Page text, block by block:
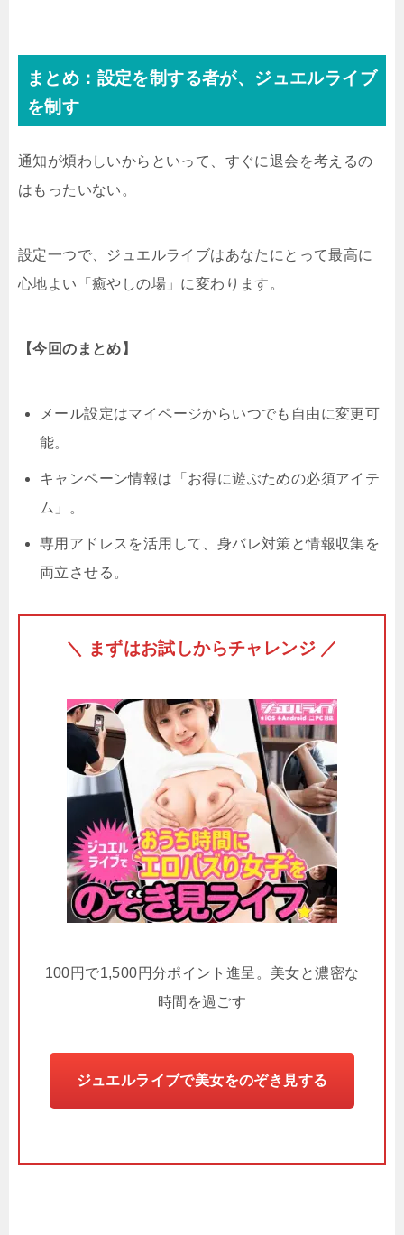
まとめ：設定を制する者が、ジュエルライブ
を制す
通知が煩わしいからといって、すぐに退会を考えるの
はもったいない。
設定一つで、ジュエルライブはあなたにとって最高に
心地よい「癒やしの場」に変わります。
【今回のまとめ】
メール設定はマイページからいつでも自由に変更可
能。
キャンペーン情報は「お得に遊ぶための必須アイテ
ム」。
専用アドレスを活用して、身バレ対策と情報収集を
両立させる。
＼ まずはお試しからチャレンジ ／
100円で1,500円分ポイント進呈。美女と濃密な
時間を過ごす
ジュエルライブで美女をのぞき見する